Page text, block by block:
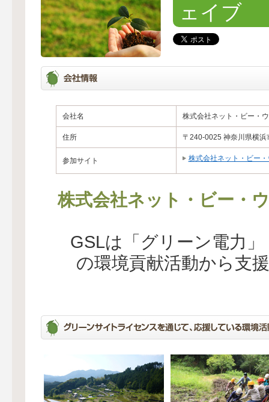
ェイブ
会社名 株式会社ネット・ビー・
住所 〒240-0025 神奈川県横
参加サイト 株式会社ネット・ビー
株式会社ネット・ビー・
GSLは「グリーン電力
の環境貢献活動から支